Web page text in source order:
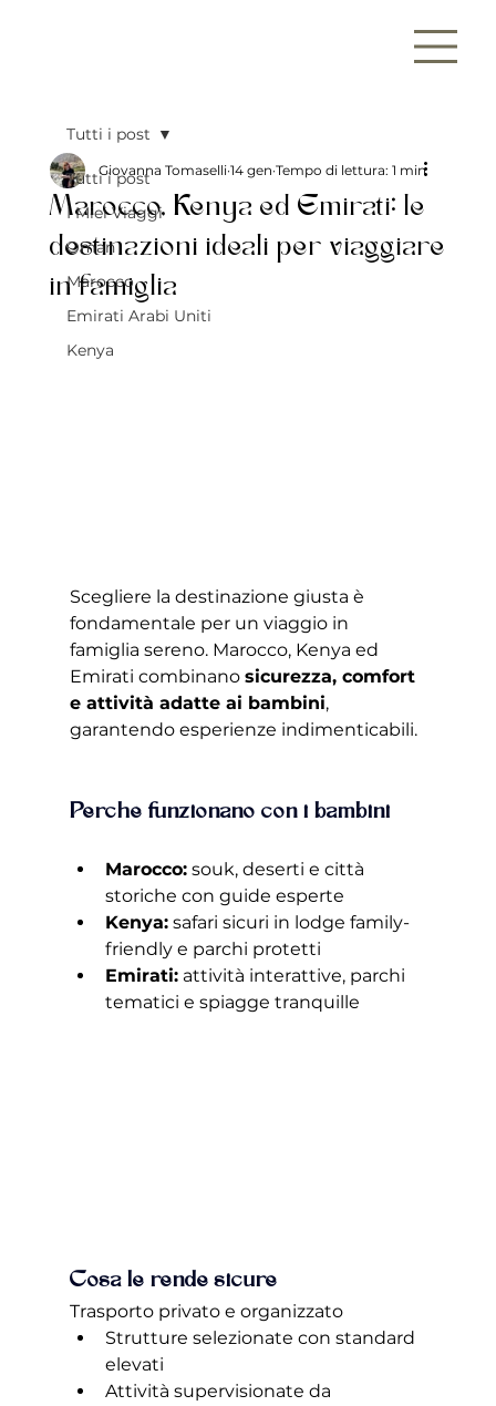
Tutti i post
I Miei Viaggi
Oman
Marocco
Emirati Arabi Uniti
Kenya
Tutti i post
Marocco, Kenya ed Emirati: le
destinazioni ideali per viaggiare
in famiglia
Giovanna Tomaselli 14 gen Tempo di lettura: 1 min
Scegliere la destinazione giusta è
fondamentale per un viaggio in
famiglia sereno. Marocco, Kenya ed
Emirati combinano sicurezza, comfort
e attività adatte ai bambini,
garantendo esperienze indimenticabili.
Perché funzionano con i bambini
Marocco: souk, deserti e città
storiche con guide esperte
Kenya: safari sicuri in lodge family-
friendly e parchi protetti
Emirati: attività interattive, parchi
tematici e spiagge tranquille
Cosa le rende sicure
Trasporto privato e organizzato
Strutture selezionate con standard
elevati
Attività supervisionate da